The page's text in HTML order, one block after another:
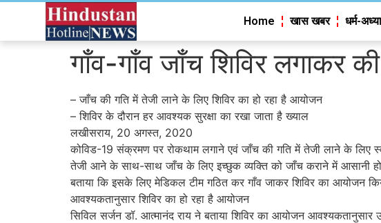
Home खास खबर धर्म-
गाँव-गाँव जाँच शिविर लगाकर
– जाँच की गति में तेजी लाने के लिए शिविर का हो रहा है आयोजन
– शिविर के दौरान हर आवश्यक सुरक्षा का रखा जाता है ख्याल
लखीसराय, 20 अगस्त, 2020
कोविड-19 संक्रमण पर रोकथाम लगाने एवं जाँच की गति में तेजी लाने के लिए
तेजी आने के साथ-साथ जाँच के लिए इच्छुक व्यक्ति को जाँच कराने में आसानी हो
बताया कि इसके लिए मेडिकल टीम गठित कर गाँव जाकर शिविर का आयोजन
आवश्यकतानुसार शिविर का हो रहा है आयोजन
सिविल सर्जन डॉ. आत्मानंद राय ने बताया शिविर का आयोजन